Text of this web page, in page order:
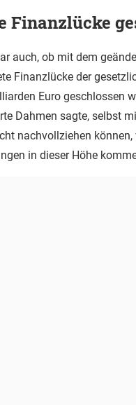
Finanzlücke
auch, ob mit dem
Finanzlücke der
Euro geschlossen
Dahmen sagte, selbst
nachvollziehen
in dieser Höhe